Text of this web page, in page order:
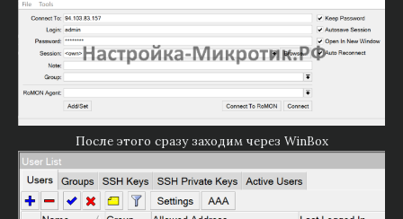
После этого сразу заходим через WinBox